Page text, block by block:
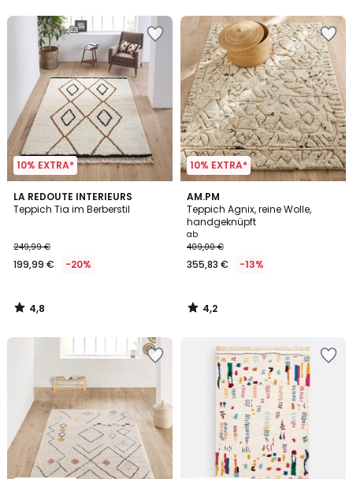
10% EXTRA*
LA REDOUTE INTERIEURS
Teppich Tia im Berberstil
249,99 €
199,99 € -20%
4,8
/ 5
4,8
/
10% EXTRA*
AM.PM
Teppich Agnix, reine Wolle,
handgeknüpft
ab
409,00 €
355,83 € -13%
4,2
/ 5
4,2
/